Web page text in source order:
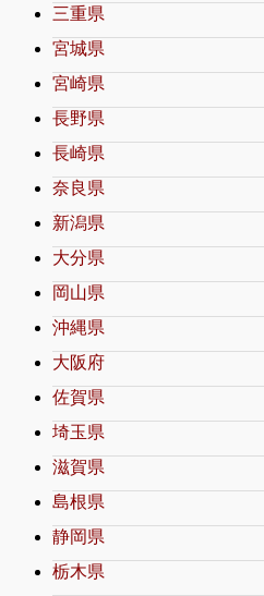
三重県
宮城県
宮崎県
長野県
長崎県
奈良県
新潟県
大分県
岡山県
沖縄県
大阪府
佐賀県
埼玉県
滋賀県
島根県
静岡県
栃木県